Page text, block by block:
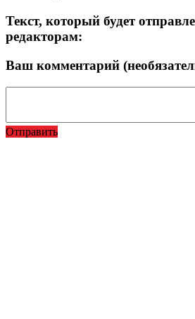
Текст, который будет
редакторам:
Ваш комментарий
Отправить